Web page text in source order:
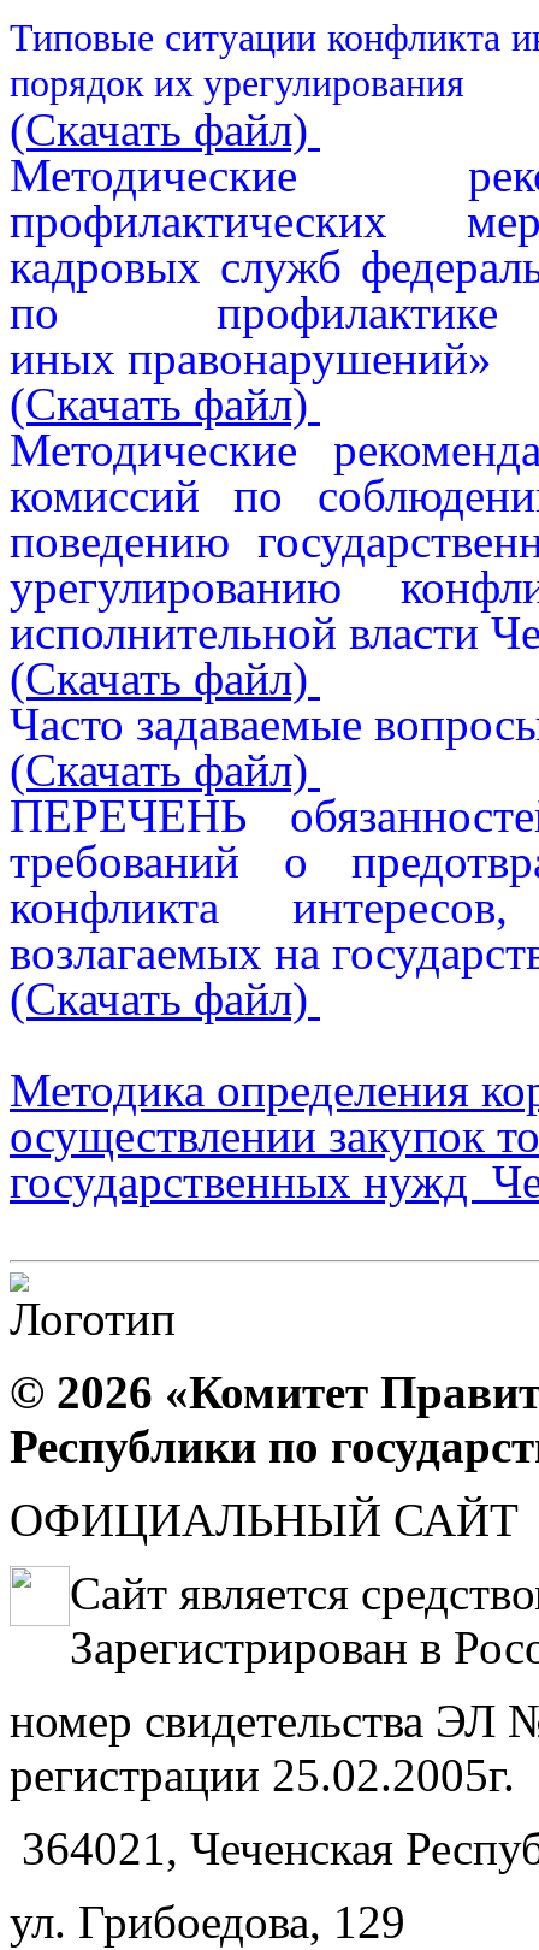
Типовые ситуации конфликта
порядок их урегулирования
(Скачать файл)
Методические
профилактических
кадровых служб
по
иных правонарушений»
(Скачать файл)
Методические
комиссий по
поведению
урегулированию
исполнительной власти
(Скачать файл)
Часто задаваемые
(Скачать файл)
ПЕРЕЧЕНЬ
требований о
конфликта
возлагаемых на
(Скачать файл)
Методика определения
осуществлении закупок
государственных нужд
© 2026 «Комитет
Республики по
ОФИЦИАЛЬНЫЙ САЙТ
Сайт является
Зарегистрирован в
номер свидетельства
регистрации 25.02.2005г.
364021, Чеченская
ул. Грибоедова, 129